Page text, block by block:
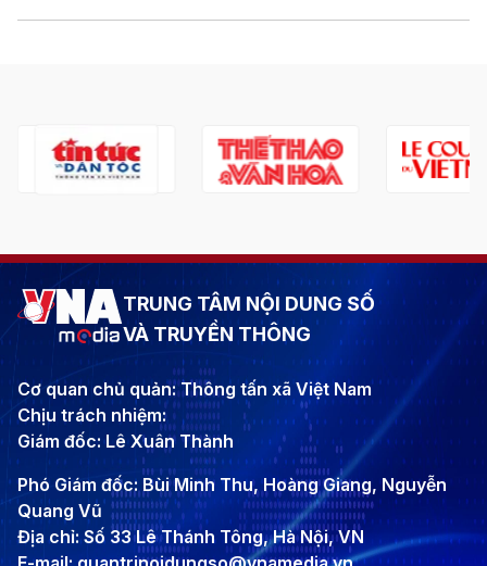
TRUNG TÂM NỘI DUNG SỐ
VÀ TRUYỀN THÔNG
Cơ quan chủ quản: Thông tấn xã Việt Nam
Chịu trách nhiệm:
Giám đốc: Lê Xuân Thành
Phó Giám đốc: Bùi Minh Thu, Hoàng Giang, Nguyễn
Quang Vũ
Địa chỉ: Số 33 Lê Thánh Tông, Hà Nội, VN